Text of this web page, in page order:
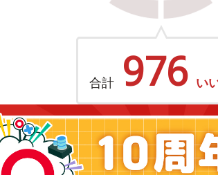
合計 976 い